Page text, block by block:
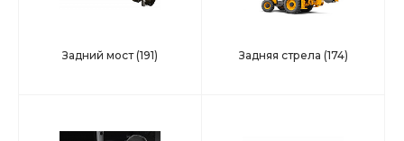
Задний мост(191) Задняя стрела (174)